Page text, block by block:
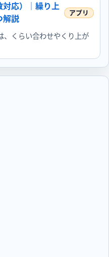
応）｜繰り上
解説
、くらい合わせやくり上が